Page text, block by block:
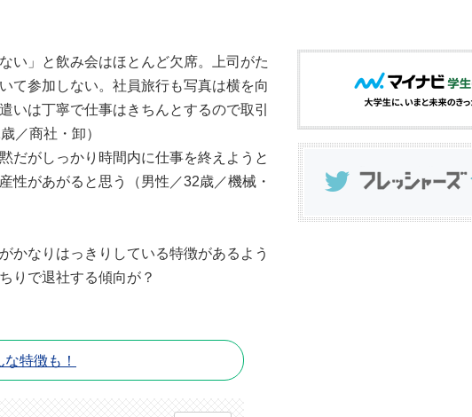
い」と飲み会はほとんど欠席。上司がた
て参加しない。社員旅行も写真は横を向
いは丁寧で仕事はきちんとするので取引
／商社・卸）
だがしっかり時間内に仕事を終えようと
性があがると思う（男性／32歳／機械・
かなりはっきりしている特徴があるよう
りで退社する傾向が？
特徴も！